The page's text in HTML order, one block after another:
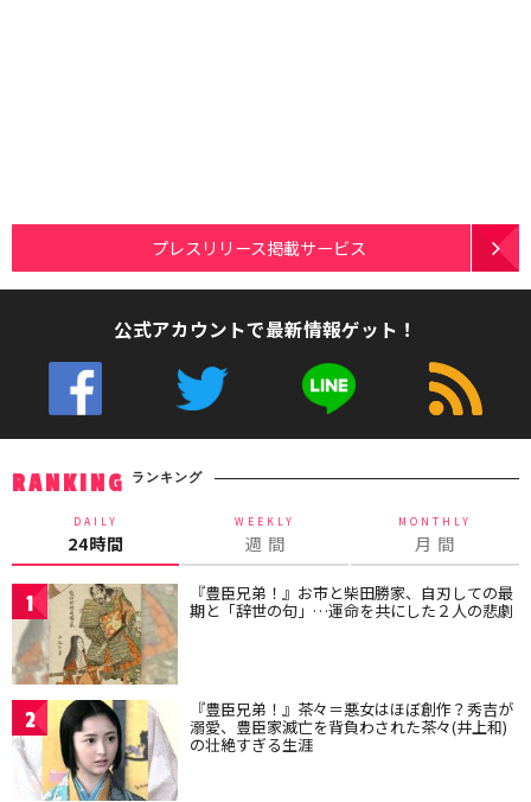
プレスリリース掲載サービス
公式アカウントで最新情報ゲット！
RANKING ランキング
DAILY
24時間
WEEKLY
週 間
MONTHLY
月 間
1 『豊臣兄弟！』お市と柴田勝家、自刃しての最
期と「辞世の句」…運命を共にした２人の悲劇
2 『豊臣兄弟！』茶々＝悪女はほぼ創作？秀吉が
溺愛、豊臣家滅亡を背負わされた茶々(井上和)
の壮絶すぎる生涯